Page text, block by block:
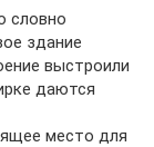
словно
здание
выстроили
даются
место для